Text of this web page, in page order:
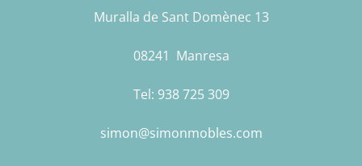
Muralla de Sant Domènec 13
08241 Manresa
Tel: 938 725 309
simon@simonmobles.com